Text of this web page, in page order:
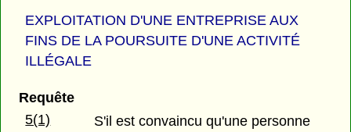
EXPLOITATION D'UNE ENTREPRISE AUX
FINS DE LA POURSUITE D'UNE ACTIVITÉ
ILLÉGALE
Requête
5(1)
S'il est convaincu qu'une personne